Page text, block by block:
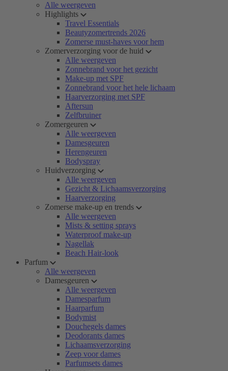
Alle weergeven
Highlights
Travel Essentials
Beautyzomertrends 2026
Zomerse must-haves voor hem
Zomerverzorging voor de huid
Alle weergeven
Zonnebrand voor het gezicht
Make-up met SPF
Zonnebrand voor het hele lichaam
Haarverzorging met SPF
Aftersun
Zelfbruiner
Zomergeuren
Alle weergeven
Damesgeuren
Herengeuren
Bodyspray
Huidverzorging
Alle weergeven
Gezicht & Lichaamsverzorging
Haarverzorging
Zomerse make-up en trends
Alle weergeven
Mists & setting sprays
Waterproof make-up
Nagellak
Beach Hair-look
Parfum
Alle weergeven
Damesgeuren
Alle weergeven
Damesparfum
Haarparfum
Bodymist
Douchegels dames
Deodorants dames
Lichaamsverzorging
Zeep voor dames
Parfumsets dames